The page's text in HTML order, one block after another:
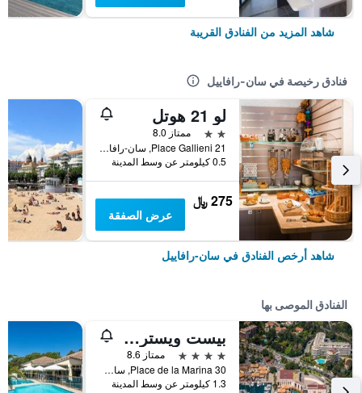
شاهد المزيد من الفنادق القريبة
فنادق رخيصة في سان-رافاييل
لو 21 هوتل
2 نجمتين
ممتاز 8.0
21 Place Gallieni, سان-رافاييل, إقليم فار, فرنسا
0.5 كيلومتر عن وسط المدينة
275 ﷼
عرض الصفقة
شاهد أرخص الفنادق في سان-رافاييل
الفنادق الموصى بها
بيست ويسترن بلاس هوتل لا مارينا
4 نجوم
ممتاز 8.6
30 Place de la Marina, سان-رافاييل, إقليم فار, فرنسا
1.3 كيلومتر عن وسط المدينة